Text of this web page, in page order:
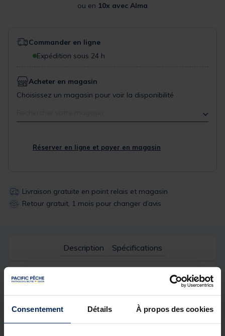
Consentement Détails À propos des cookies
ou en 10x avec Alma
Commander en ligne
Expédition sous 24 h
Acheter en magasin
Choisissez un magasin pour voir la disponibilité
Réserver en ligne et payer en magasin
Livraison gratuite en point relais et magasin
Retour gratuit, 1 mois pour changer d’avis
Description Spécifications
Description & détails
Description
Intelligent système de rallonge permettant de fixer